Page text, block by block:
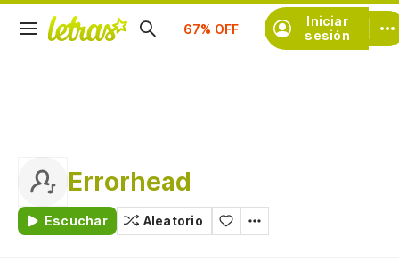
Iniciar
sesión
Suscríbete
Errorhead
Escuchar Aleatorio